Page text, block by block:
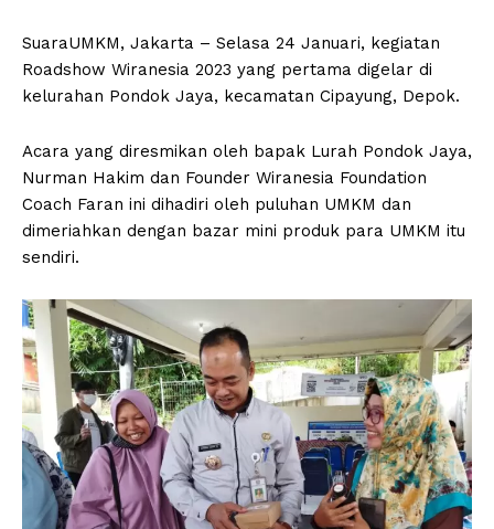
SuaraUMKM, Jakarta – Selasa 24 Januari, kegiatan
Roadshow Wiranesia 2023 yang pertama digelar di
kelurahan Pondok Jaya, kecamatan Cipayung, Depok.
Acara yang diresmikan oleh bapak Lurah Pondok Jaya,
Nurman Hakim dan Founder Wiranesia Foundation
Coach Faran ini dihadiri oleh puluhan UMKM dan
dimeriahkan dengan bazar mini produk para UMKM itu
sendiri.